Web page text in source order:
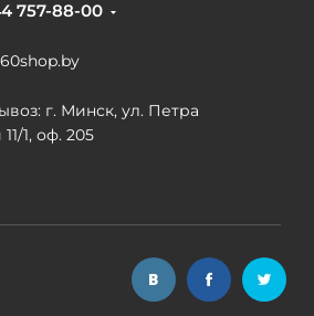
757-88-00
г. Минск, ул. Петра
1, оф. 205